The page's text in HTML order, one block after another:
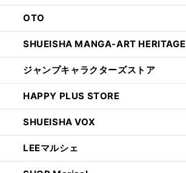
OTO
SHUEISHA MANGA-ART HERITAGE
ジャンプキャラクターズストア
HAPPY PLUS STORE
SHUEISHA VOX
LEEマルシェ